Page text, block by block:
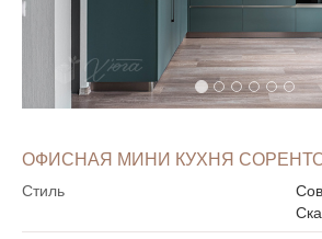
ОФИСНАЯ МИНИ КУХНЯ
Стиль